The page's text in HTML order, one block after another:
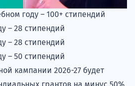
году – 100+ стипендий
– 28 стипендий
– 28 стипендий
– 50 стипендий
кампании 2026-27 будет